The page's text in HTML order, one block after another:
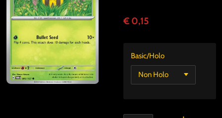
€ 0,15
Basic/Holo